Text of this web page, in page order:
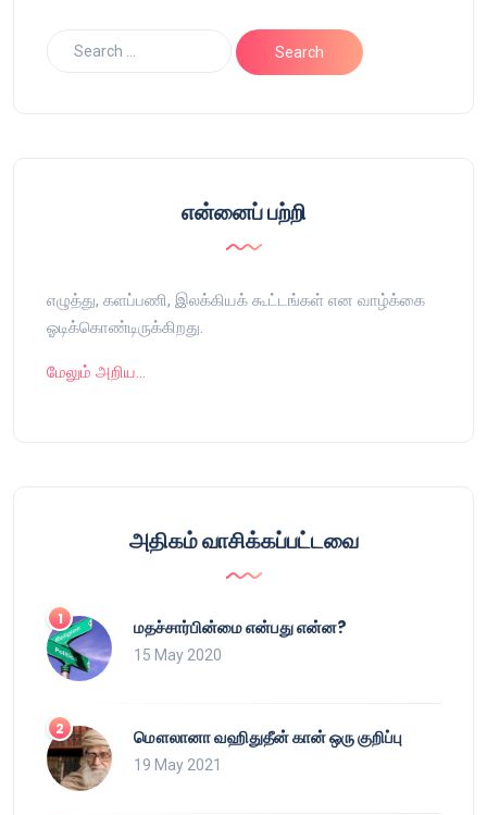
என்னைப் பற்றி
எழுத்து, களப்பணி, இலக்கியக் கூட்டங்கள் என வாழ்க்கை
ஓடிக்கொண்டிருக்கிறது.
மேலும் அறிய…
அதிகம் வாசிக்கப்பட்டவை
மதச்சார்பின்மை என்பது என்ன?
15 May 2020
மௌலானா வஹிதுதீன் கான் ஒரு குறிப்பு
19 May 2021